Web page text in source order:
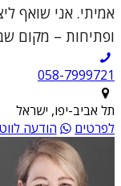
אמיתי. אני שואף
ופתיחות – מקום
תל אביב-יפו, ישראל
לפרטים
הודעה